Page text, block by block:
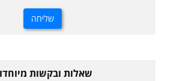
שאלות ובקשות